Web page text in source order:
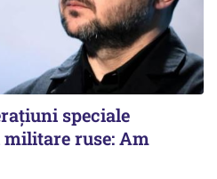
speciale
ruse: Am